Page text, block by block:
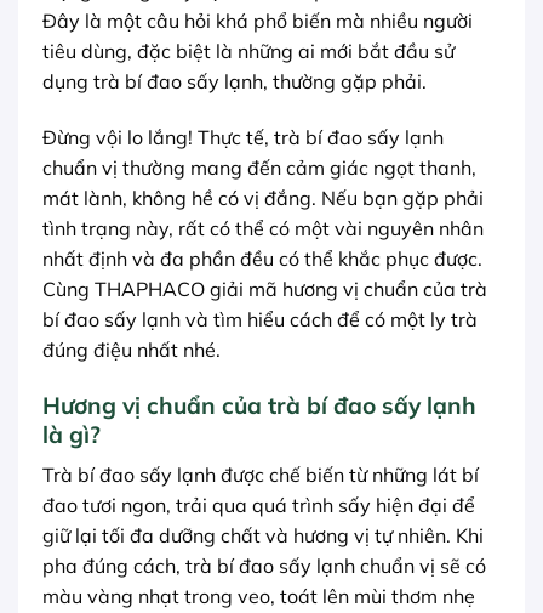
Đây là một câu hỏi khá phổ biến mà nhiều người
tiêu dùng, đặc biệt là những ai mới bắt đầu sử
dụng trà bí đao sấy lạnh, thường gặp phải.
Đừng vội lo lắng! Thực tế, trà bí đao sấy lạnh
chuẩn vị thường mang đến cảm giác ngọt thanh,
mát lành, không hề có vị đắng. Nếu bạn gặp phải
tình trạng này, rất có thể có một vài nguyên nhân
nhất định và đa phần đều có thể khắc phục được.
Cùng THAPHACO giải mã hương vị chuẩn của trà
bí đao sấy lạnh và tìm hiểu cách để có một ly trà
đúng điệu nhất nhé.
Hương vị chuẩn của trà bí đao sấy lạnh
là gì?
Trà bí đao sấy lạnh được chế biến từ những lát bí
đao tươi ngon, trải qua quá trình sấy hiện đại để
giữ lại tối đa dưỡng chất và hương vị tự nhiên. Khi
pha đúng cách, trà bí đao sấy lạnh chuẩn vị sẽ có
màu vàng nhạt trong veo, toát lên mùi thơm nhẹ